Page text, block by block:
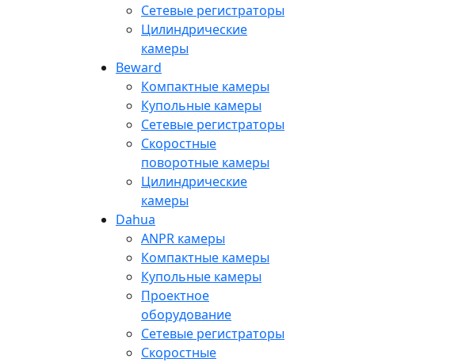
Сетевые регистраторы
Цилиндрические
камеры
Beward
Компактные камеры
Купольные камеры
Сетевые регистраторы
Скоростные
поворотные камеры
Цилиндрические
камеры
Dahua
ANPR камеры
Компактные камеры
Купольные камеры
Проектное
оборудование
Сетевые регистраторы
Скоростные